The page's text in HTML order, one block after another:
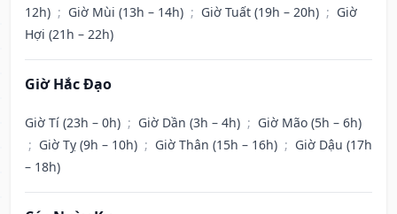
12h) ; Giờ Mùi (13h – 14h) ; Giờ Tuất (19h – 20h) ; Giờ
Hợi (21h – 22h)
Giờ Hắc Đạo
Giờ Tí (23h – 0h) ; Giờ Dần (3h – 4h) ; Giờ Mão (5h – 6h)
; Giờ Tỵ (9h – 10h) ; Giờ Thân (15h – 16h) ; Giờ Dậu (17h
– 18h)